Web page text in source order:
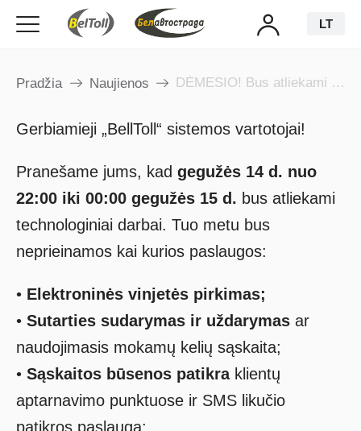
LT
Pradžia Naujienos DĖMESIO! Bus atliekami technologiniai darbai
Gerbiamieji „BellToll“ sistemos vartotojai!
Pranešame jums, kad gegužės14d. nuo
22:00 iki 00:00 gegužės 15 d. bus atliekami
technologiniai darbai. Tuo metu bus
neprieinamos kai kurios paslaugos:
•Elektroninės vinjetės pirkimas;
• Sutarties sudarymas ir uždarymasar
naudojimasis mokamų kelių sąskaita;
• Sąskaitos būsenos patikraklientų
aptarnavimo punktuose ir SMS likučio
patikros paslauga;